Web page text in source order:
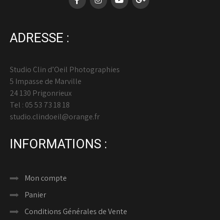
ADRESSE :
Studio Clin d’Oeil Photographies
5 Impasse de Marville
24 130 Prigonrieux
Tel : 05 53 73 18 18
studio.clindoeil@orange.fr
INFORMATIONS :
Mon compte
Panier
Conditions Générales de Vente